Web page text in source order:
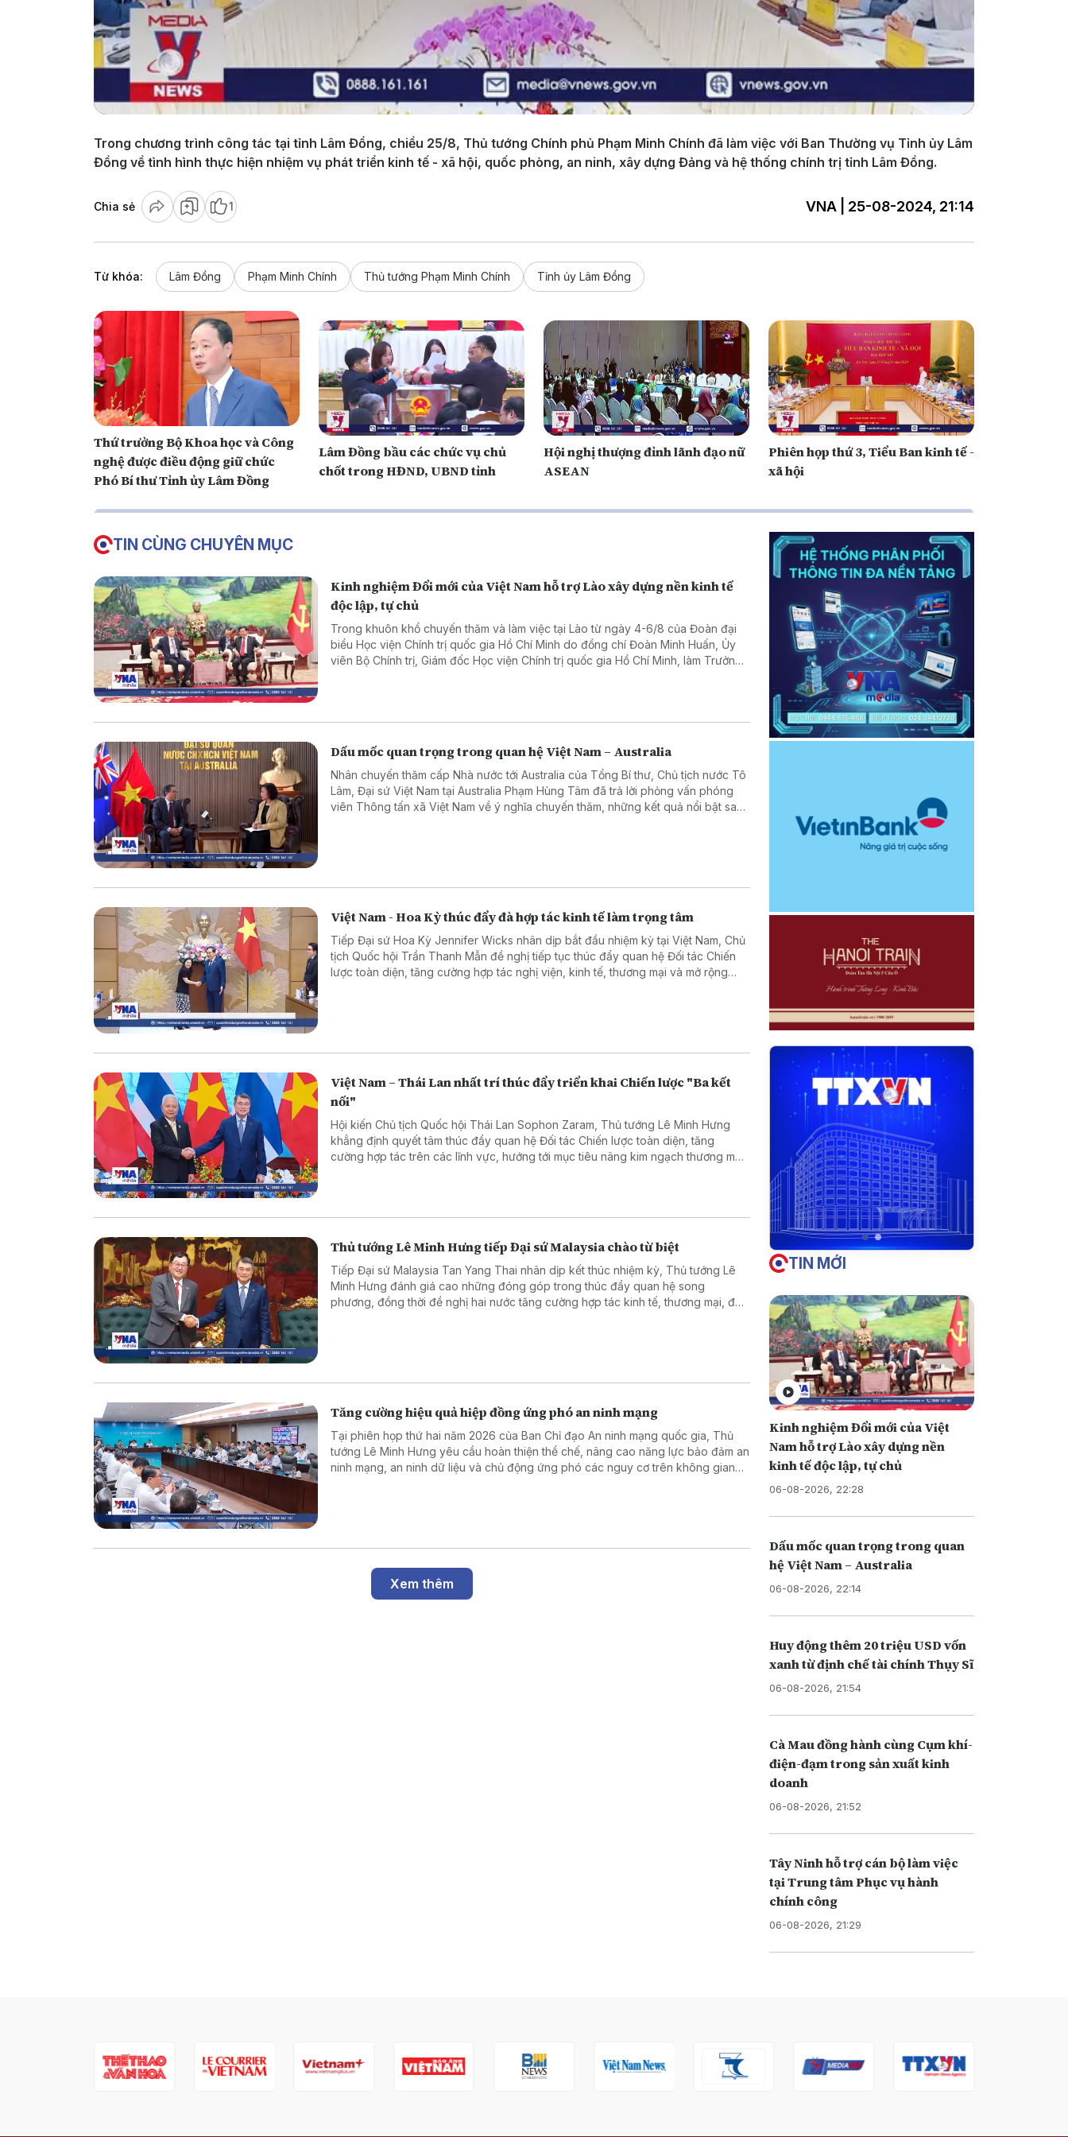
Trong chương trình công tác tại tỉnh Lâm Đồng, chiều 25/8, Thủ tướng Chính phủ Phạm Minh Chính đã làm việc với Ban Thường vụ Tỉnh ủy Lâm
Đồng về tình hình thực hiện nhiệm vụ phát triển kinh tế - xã hội, quốc phòng, an ninh, xây dựng Đảng và hệ thống chính trị tỉnh Lâm Đồng.
Chia sẻ 1 VNA | 25-08-2024, 21:14
Từ khóa: Lâm Đồng Phạm Minh Chính Thủ tướng Phạm Minh Chính Tỉnh ủy Lâm Đồng
Thứ trưởng Bộ Khoa học và Công
nghệ được điều động giữ chức
Phó Bí thư Tỉnh ủy Lâm Đồng
Lâm Đồng bầu các chức vụ chủ
chốt trong HĐND, UBND tỉnh
Hội nghị thượng đỉnh lãnh đạo nữ
ASEAN
Phiên họp thứ 3, Tiểu Ban kinh tế -
xã hội
TIN CÙNG CHUYÊN MỤC
Kinh nghiệm Đổi mới của Việt Nam hỗ trợ Lào xây dựng nền kinh tế
độc lập, tự chủ
Trong khuôn khổ chuyến thăm và làm việc tại Lào từ ngày 4-6/8 của Đoàn đại
biểu Học viện Chính trị quốc gia Hồ Chí Minh do đồng chí Đoàn Minh Huấn, Ủy
viên Bộ Chính trị, Giám đốc Học viện Chính trị quốc gia Hồ Chí Minh, làm Trưởng
Dấu mốc quan trọng trong quan hệ Việt Nam – Australia
Nhân chuyến thăm cấp Nhà nước tới Australia của Tổng Bí thư, Chủ tịch nước Tô
Lâm, Đại sứ Việt Nam tại Australia Phạm Hùng Tâm đã trả lời phỏng vấn phóng
viên Thông tấn xã Việt Nam về ý nghĩa chuyến thăm, những kết quả nổi bật sau
Việt Nam - Hoa Kỳ thúc đẩy đà hợp tác kinh tế làm trọng tâm
Tiếp Đại sứ Hoa Kỳ Jennifer Wicks nhân dịp bắt đầu nhiệm kỳ tại Việt Nam, Chủ
tịch Quốc hội Trần Thanh Mẫn đề nghị tiếp tục thúc đẩy quan hệ Đối tác Chiến
lược toàn diện, tăng cường hợp tác nghị viện, kinh tế, thương mại và mở rộng
Việt Nam – Thái Lan nhất trí thúc đẩy triển khai Chiến lược "Ba kết
nối"
Hội kiến Chủ tịch Quốc hội Thái Lan Sophon Zaram, Thủ tướng Lê Minh Hưng
khẳng định quyết tâm thúc đẩy quan hệ Đối tác Chiến lược toàn diện, tăng
cường hợp tác trên các lĩnh vực, hướng tới mục tiêu nâng kim ngạch thương mại
Thủ tướng Lê Minh Hưng tiếp Đại sứ Malaysia chào từ biệt
Tiếp Đại sứ Malaysia Tan Yang Thai nhân dịp kết thúc nhiệm kỳ, Thủ tướng Lê
Minh Hưng đánh giá cao những đóng góp trong thúc đẩy quan hệ song
phương, đồng thời đề nghị hai nước tăng cường hợp tác kinh tế, thương mại, đầu
Tăng cường hiệu quả hiệp đồng ứng phó an ninh mạng
Tại phiên họp thứ hai năm 2026 của Ban Chỉ đạo An ninh mạng quốc gia, Thủ
tướng Lê Minh Hưng yêu cầu hoàn thiện thể chế, nâng cao năng lực bảo đảm an
ninh mạng, an ninh dữ liệu và chủ động ứng phó các nguy cơ trên không gian
Xem thêm
TIN MỚI
Kinh nghiệm Đổi mới của Việt
Nam hỗ trợ Lào xây dựng nền
kinh tế độc lập, tự chủ
06-08-2026, 22:28
Dấu mốc quan trọng trong quan
hệ Việt Nam – Australia
06-08-2026, 22:14
Huy động thêm 20 triệu USD vốn
xanh từ định chế tài chính Thụy Sĩ
06-08-2026, 21:54
Cà Mau đồng hành cùng Cụm khí-
điện-đạm trong sản xuất kinh
doanh
06-08-2026, 21:52
Tây Ninh hỗ trợ cán bộ làm việc
tại Trung tâm Phục vụ hành
chính công
06-08-2026, 21:29